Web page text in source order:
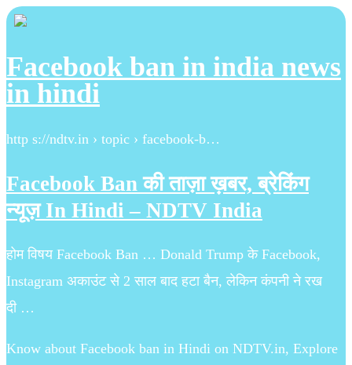
Facebook ban in india news
in hindi
http s://ndtv.in › topic › facebook-b…
Facebook Ban की ताज़ा ख़बर, ब्रेकिंग
न्यूज़ In Hindi – NDTV India
होम विषय Facebook Ban … Donald Trump के Facebook,
Instagram अकाउंट से 2 साल बाद हटा बैन, लेकिन कंपनी ने रख
दी …
Know about Facebook ban in Hindi on NDTV.in, Explore